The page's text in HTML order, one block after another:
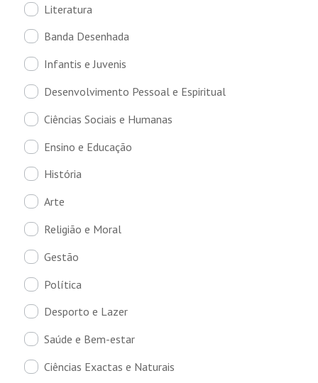
Literatura
Banda Desenhada
Infantis e Juvenis
Desenvolvimento Pessoal e Espiritual
Ciências Sociais e Humanas
Ensino e Educação
História
Arte
Religião e Moral
Gestão
Política
Desporto e Lazer
Saúde e Bem-estar
Ciências Exactas e Naturais